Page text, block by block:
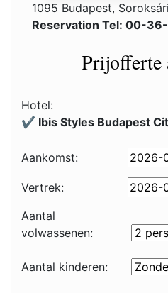
1095 Budapest,
Reservation Tel: 00-
Prijofferte
Hotel:
✔️ Ibis Styles Budapest
Aankomst:
Vertrek:
Aantal
volwassenen:
Aantal kinderen: